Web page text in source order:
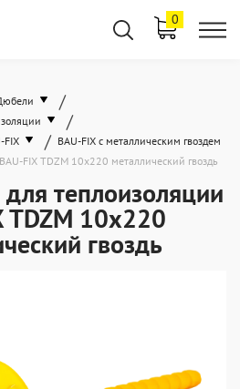
0
/
/
FIX / BAU-FIX c металлическим гвоздем
FIX TDZM 10x220 металлический гвоздь
теплоизоляции
TDZM 10x220
гвоздь